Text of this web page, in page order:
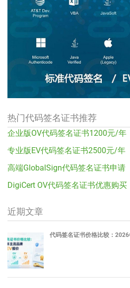
热门代码签名证书推荐
企业版OV代码签名证书1200元/年
专业版EV代码签名证书2500元/年
高端GlobalSign代码签名证书申请
DigiCert OV代码签名证书优惠购买
近期文章
代码签名证书价格比较：